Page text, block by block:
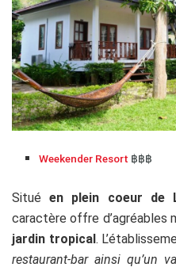
Weekender Resort ฿฿฿
Situéen plein coeur de
caractère offre d’agréables
jardin tropical.
restaurant-bar ainsi qu’un